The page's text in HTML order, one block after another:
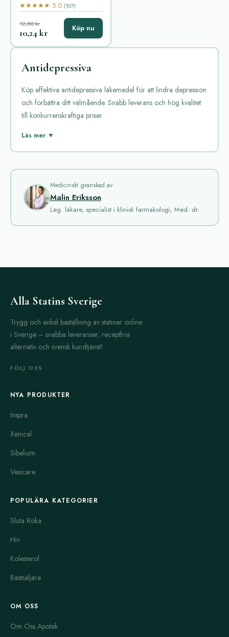
★★★★★ 5.0 (107)
12,80 kr
10,24 kr Köp nu
Antidepressiva
Köp effektiva antidepressiva läkemedel för att lindra depression
och förbättra ditt välmående. Snabb leverans och hög kvalitet
till konkurrenskraftiga priser.
Antidepressiva är läkemedel som används för att behandla
dopamin, för att förbättra humöret och minska symtomen. Det
finns många olika typer av antidepressiva, och valet av medicin
beror ofta på individens symtom och hälsotillstånd.
används ibland som tilläggsmedicin vid depression. Det
är ett atypiskt antipsykotikum som hjälper till att balansera
Den är vanligt använd för behandling av depression och
orsaka illamående och huvudvärk.
Cymbaltaär en SNRI, vilket betyder att den påverkar både
depression och vissa smärttillstånd som fibromyalgi. Dess
sömnsvårigheter kopplade till depression. Den har en lugnande
effekt och kan användas som tillägg till andra antidepressiva.
depression, ångest och paniksyndrom. Den långverkande
versionen Effexor XR ger en jämnare dosering och färre
Elavilär en tricyklisk antidepressiv som används vid depression
och även kronisk smärta. Den kan orsaka torr mun, viktökning
Det är ofta effektivt men kan ha fler biverkningar än nyare
mediciner.
sjukdom. Litium har antidepressiv och stämningsstabiliserande
biverkningar.
Läs mer ▼
Medicinskt granskad av
Malin Eriksson
Leg. läkare, specialist i klinisk farmakologi, Med. dr.
Alla Statins Sverige
Trygg och enkel beställning av statiner online
i Sverige – snabba leveranser, receptfria
alternativ och svensk kundtjänst!
FÖLJ OSS
NYA PRODUKTER
Inspra
Xenical
Sibelium
Vesicare
POPULÄRA KATEGORIER
Sluta Röka
Hiv
Kolesterol
Bästsäljare
OM OSS
Om Oss Apotek